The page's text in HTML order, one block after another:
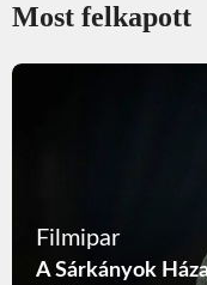
Most felkapott
Filmipar
A Sárkányok